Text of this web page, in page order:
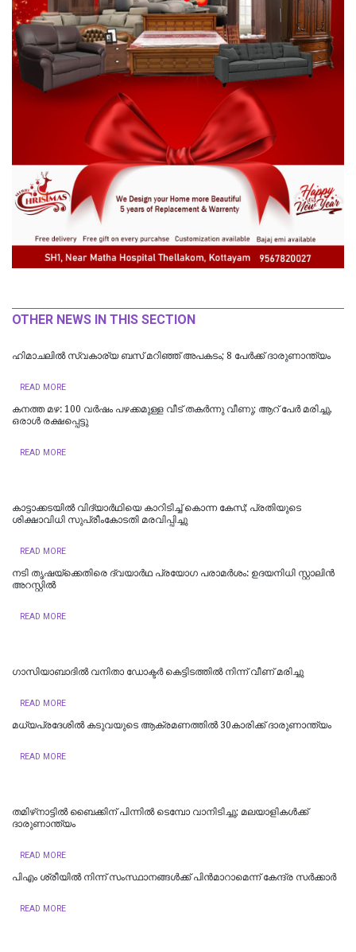
OTHER NEWS IN THIS SECTION
ഹിമാചലിൽ സ്വകാര്യ ബസ് മറിഞ്ഞ് അപകടം; 8 പേർക്ക് ദാരുണാന്ത്യം
READ MORE
കനത്ത മഴ: 100 വർഷം പഴക്കമുള്ള വീട് തകർന്നു വീണു; ആറ് പേർ മരിച്ചു,
ഒരാൾ രക്ഷപ്പെട്ടു
READ MORE
കാട്ടാക്കടയില്‍ വിദ്യാര്‍ഥിയെ കാറിടിച്ച് കൊന്ന കേസ്; പ്രതിയുടെ
ശിക്ഷാവിധി സുപ്രീംകോടതി മരവിപ്പിച്ചു
READ MORE
നടി തൃഷയ്ക്കെതിരെ ദ്വയാർഥ പ്രയോ​ഗ പരാമർശം: ഉദയനിധി സ്റ്റാലിൻ
അറസ്റ്റിൽ
READ MORE
ഗാസിയാബാദിൽ വനിതാ ഡോക്ടർ കെട്ടിടത്തിൽ നിന്ന് വീണ് മരിച്ചു
READ MORE
മധ്യപ്രദേശിൽ കടുവയുടെ ആക്രമണത്തിൽ 30കാരിക്ക് ദാരുണാന്ത്യം
READ MORE
തമിഴ്‌നാട്ടില്‍ ബൈക്കിന് പിന്നില്‍ ടെമ്പോ വാനിടിച്ചു; മലയാളികള്‍ക്ക്
ദാരുണാന്ത്യം
READ MORE
പിഎം ശ്രീയില്‍ നിന്ന് സംസ്ഥാനങ്ങള്‍ക്ക് പിന്‍മാറാമെന്ന് കേന്ദ്ര സര്‍ക്കാര്‍
READ MORE